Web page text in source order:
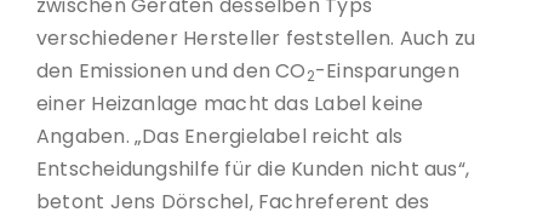
zwischen Geräten desselben Typs
verschiedener Hersteller feststellen. Auch zu
den Emissionen und den CO2-Einsparungen
einer Heizanlage macht das Label keine
Angaben. „Das Energielabel reicht als
Entscheidungshilfe für die Kunden nicht aus“,
betont Jens Dörschel, Fachreferent des